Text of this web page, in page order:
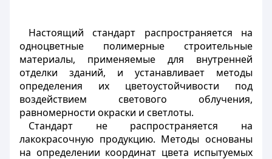
Настоящий стандарт распространяется на
одноцветные полимерные строительные
материалы, применяемые для внутренней
отделки зданий, и устанавливает методы
определения их цветоустойчивости под
воздействием светового облучения,
равномерности окраски и светлоты.
Стандарт не распространяется на
лакокрасочную продукцию. Методы основаны
на определении координат цвета испытуемых